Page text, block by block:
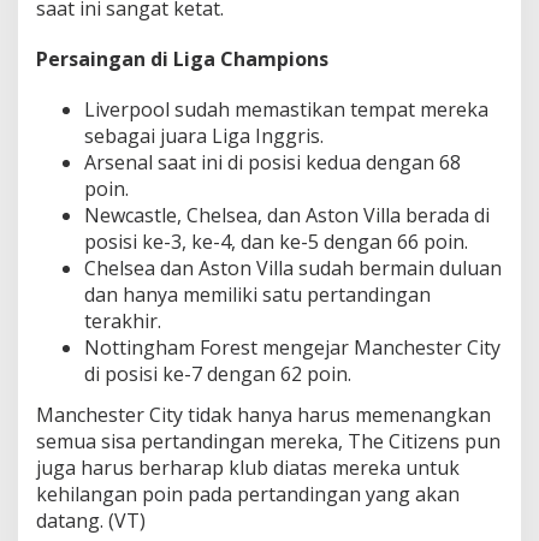
saat ini sangat ketat.
Persaingan di Liga Champions
Liverpool sudah memastikan tempat mereka
sebagai juara Liga Inggris.
Arsenal saat ini di posisi kedua dengan 68
poin.
Newcastle, Chelsea, dan Aston Villa berada di
posisi ke-3, ke-4, dan ke-5 dengan 66 poin.
Chelsea dan Aston Villa sudah bermain duluan
dan hanya memiliki satu pertandingan
terakhir.
Nottingham Forest mengejar Manchester City
di posisi ke-7 dengan 62 poin.
Manchester City tidak hanya harus memenangkan
semua sisa pertandingan mereka, The Citizens pun
juga harus berharap klub diatas mereka untuk
kehilangan poin pada pertandingan yang akan
datang. (VT)